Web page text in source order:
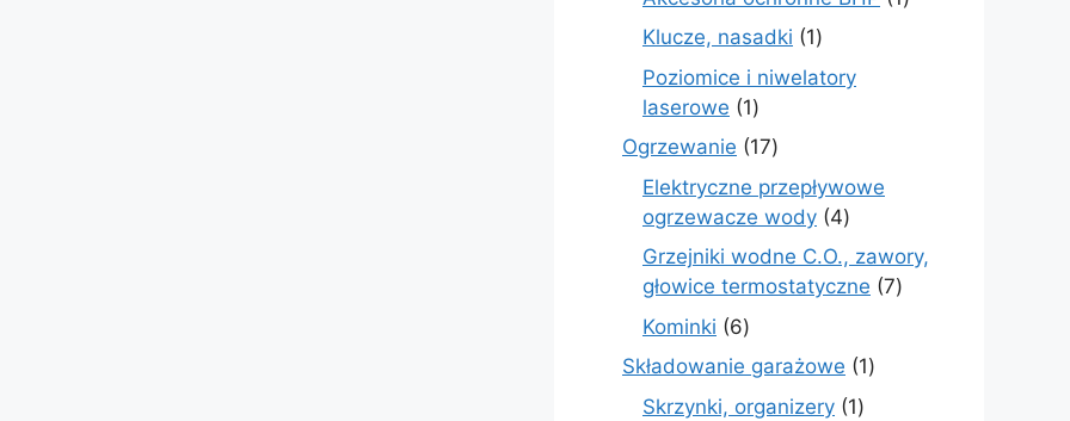
Klucze, nasadki 11
produkt
Poziomice i niwelatory
laserowe
11
produkt
Ogrzewanie 1717
produktów
Elektryczne przepływowe
ogrzewacze wody 44
Grzejniki wodne C.O., zawory,
głowice termostatyczne 77
Kominki 66
produktów
Składowanie garażowe 11
Skrzynki, organizery 11